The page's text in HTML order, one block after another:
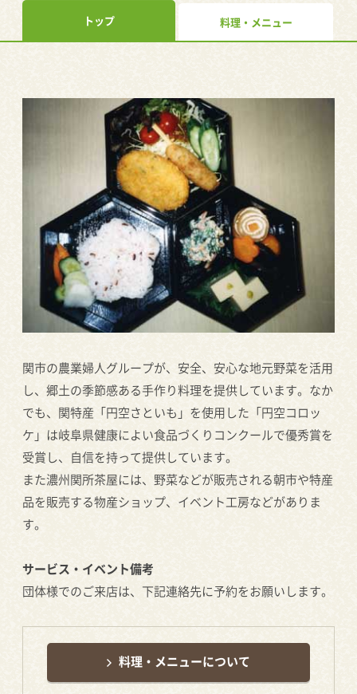
トップ 料理・メニュー
関市の農業婦人グループが、安全、安心な地元野菜を活用
し、郷土の季節感ある手作り料理を提供しています。なか
でも、関特産「円空さといも」を使用した「円空コロッ
ケ」は岐阜県健康によい食品づくりコンクールで優秀賞を
受賞し、自信を持って提供しています。
また濃州関所茶屋には、野菜などが販売される朝市や特産
品を販売する物産ショップ、イベント工房などがありま
す。
サービス・イベント備考
団体様でのご来店は、下記連絡先に予約をお願いします。
料理・メニューについて